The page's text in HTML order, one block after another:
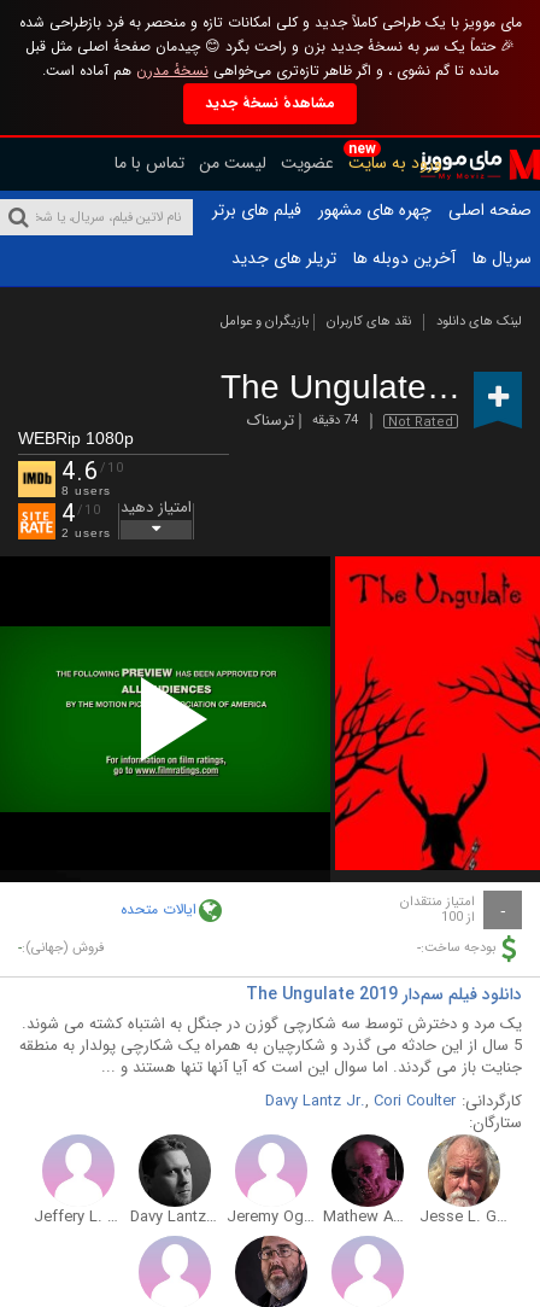
مای موویز با یک طراحی کاملاً جدید و کلی امکانات تازه و منحصر به فرد بازطراحی شده
🎉 حتماً یک سر به نسخهٔ جدید بزن و راحت بگرد 😊 چیدمان صفحهٔ اصلی مثل قبل
مانده تا گم نشوی ، و اگر ظاهر تازه‌تری می‌خواهینسخهٔ مدرن هم آماده است.
مشاهدهٔ نسخهٔ جدید
new
ورود به سایت عضویت لیست من تماس با ما
صفحه اصلی
چهره های مشهور
فیلم های برتر
سریال ها
آخرین دوبله ها تریلر های جدید
لینک های دانلود نقد های کاربران بازیگران و عوامل
The Ungulate(2019)
Not Rated 74 دقیقه ترسناک
WEBRip 1080p
4.6 /10
8 users
4/10
2 users
امتیاز دهید
Play
Video
- امتیاز منتقدان
از 100 ایالات متحده
بودجه ساخت:- فروش (جهانی):-
دانلود فیلم سم‌دار The Ungulate 2019
یک مرد و دخترش توسط سه شکارچی گوزن در جنگل به اشتباه کشته می شوند.
5 سال از این حادثه می گذرد و شکارچیان به همراه یک شکارچی پولدار به منطقه
جنایت باز می گردند. اما سوال این است که آیا آنها تنها هستند و ...
کارگردانی:
Davy Lantz Jr., Cori Coulter
ستارگان:
Jesse L. Green
Mathew Amos
Jeremy Ogre Amos
Davy Lantz Jr.
Jeffery L. Miner